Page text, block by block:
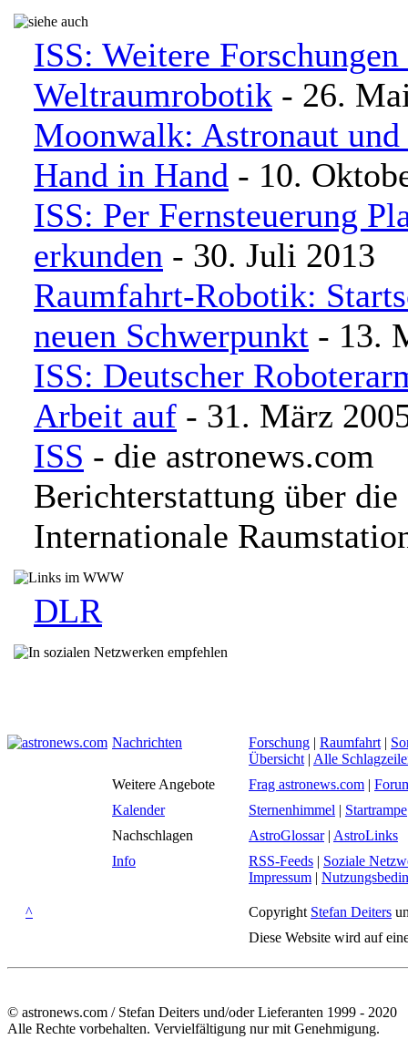
ISS: Weitere
Weltraumrobotik - 26.
Moonwalk: Astronaut und
Hand in Hand - 10.
ISS: Per Fernsteuerung
erkunden - 30. Juli 2013
Raumfahrt-Robotik:
neuen Schwerpunkt - 13.
ISS: Deutscher
Arbeit auf - 31. März
ISS - die astronews.com
Berichterstattung über die
Internationale
DLR
Nachrichten Forschung | Raumfahrt |
Übersicht | Alle
Weitere Angebote
Frag astronews.com |
Kalender
Sternenhimmel | Startrampe
Nachschlagen
AstroGlossar| AstroLinks
Info
RSS-Feeds | Soziale
Impressum |
^ Copyright Stefan Deiters
Diese Website wird auf
© astronews.com / Stefan Deiters und/oder Lieferanten 1999 - 2020
Alle Rechte vorbehalten. Vervielfältigung nur mit Genehmigung.